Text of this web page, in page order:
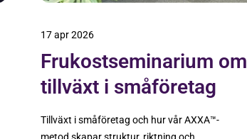
17 apr 2026
Frukostseminarium om
tillväxt i småföretag
Tillväxt i småföretag och hur vår AXXA™-